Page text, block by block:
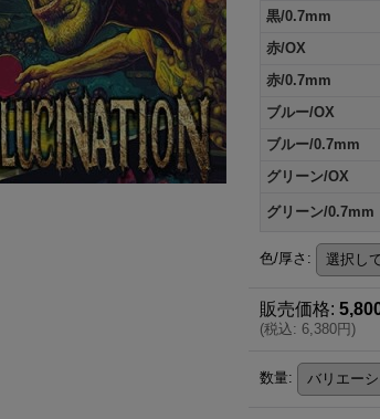
黒/0.7mm
赤/OX
赤/0.7mm
ブルー/OX
ブルー/0.7mm
グリーン/OX
グリーン/0.7mm
色/厚さ :
販売価格:
(税込: 6,380円)
数量: